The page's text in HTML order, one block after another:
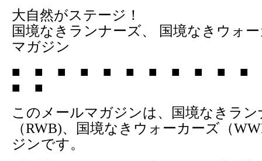
大自然がステージ！
国境なきランナーズ、 国境なきウォ
マガジン
■ ■ ■ ■ ■ ■ ■ ■ ■ ■
■ ■
このメールマガジンは、国境なきラン
（RWB)、国境なきウォーカーズ（
ジンです。